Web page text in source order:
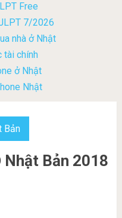
Free
7/2026
nhà ở Nhật
tài chính
ở Nhật
Nhật
Bản
Bản 2018